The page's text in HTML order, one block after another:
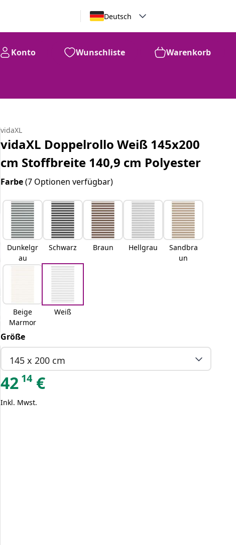
Deutsch
Konto Wunschliste Warenkorb
vidaXL
vidaXL Doppelrollo Weiß 145x200
cm Stoffbreite 140,9 cm Polyester
Farbe(7 Optionen verfügbar)
Dunkelgr
au
Schwarz Braun Hellgrau
Sandbra
un
Beige
Marmor
Weiß
Größe
145 x 200 cm
42 14 €
Inkl. Mwst.